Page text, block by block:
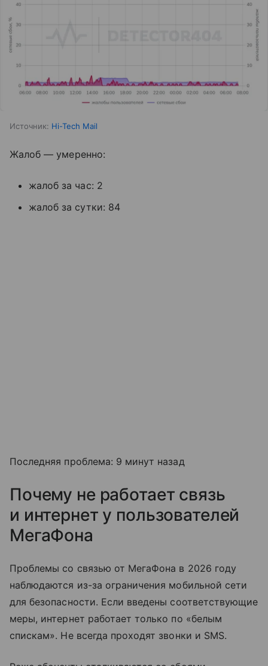
Источник: Hi-Tech Mail
Жалоб — умеренно:
жалоб за час: 2
жалоб за сутки: 84
Последняя проблема: 9 минут назад
Почему не работает связь
и интернет у пользователей
МегаФона
Проблемы со связью от МегаФона в 2026 году
наблюдаются из-за ограничения мобильной сети
для безопасности. Если введены соответствующие
меры, интернет работает только по «белым
спискам». Не всегда проходят звонки и SMS.